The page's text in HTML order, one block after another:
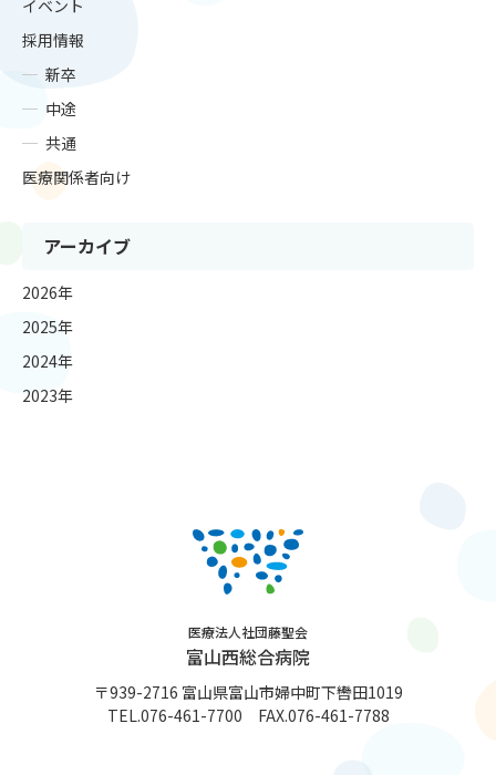
イベント
採用情報
新卒
中途
共通
医療関係者向け
アーカイブ
2026年
2025年
2024年
2023年
医療法人社団藤聖会
富山西総合病院
〒939-2716 富山県富山市婦中町下轡田1019
TEL.076-461-7700 FAX.076-461-7788